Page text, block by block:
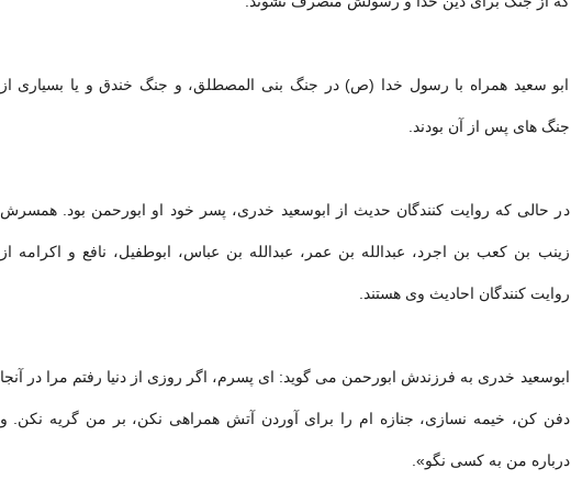
ابو سعید همراه با رسول خدا (ص) در جنگ بنی ‌المصطلق، و جنگ خندق و یا بسیاری از
جنگ های پس از آن بودند.
در حالی كه روايت كنندگان حديث از ابوسعيد خدری، پسر خود او ابورحمن بود. همسرش
زینب بن کعب بن اجرد، عبدالله بن عمر، عبدالله بن عباس، ابوطفیل، نافع و اکرامه از
روایت کنندگان احادیث وی هستند.
ابوسعید خدری به فرزندش ابورحمن می گوید: ای پسرم، اگر روزی از دنیا رفتم مرا در آنجا
دفن کن، خیمه نسازی، جنازه ام را برای آوردن آتش همراهی نکن، بر من گریه نکن. و
درباره من به کسی نگو».